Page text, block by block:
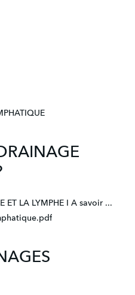
ET LA LYMPHE I A savoir ...